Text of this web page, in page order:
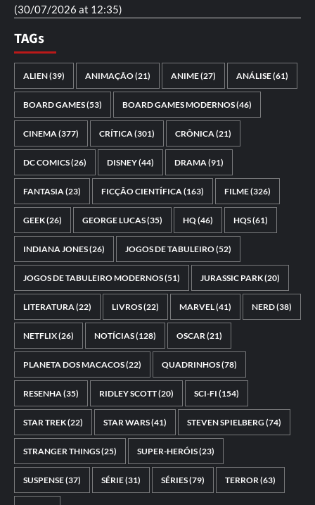
(30/07/2026 at 12:35)
TAGs
ALIEN(39) ANIMAÇÃO(21) ANIME(27) ANÁLISE(61)
BOARD GAMES(53) BOARD GAMES MODERNOS(46)
CINEMA(377) CRÍTICA(301) CRÔNICA(21)
DC COMICS(26) DISNEY(44) DRAMA(91)
FANTASIA(23) FICÇÃO CIENTÍFICA(163) FILME(326)
GEEK(26) GEORGE LUCAS(35) HQ(46) HQS(61)
INDIANA JONES(26) JOGOS DE TABULEIRO(52)
JOGOS DE TABULEIRO MODERNOS(51) JURASSIC PARK(20)
LITERATURA(22) LIVROS(22) MARVEL(41) NERD(38)
NETFLIX(26) NOTÍCIAS(128) OSCAR(21)
PLANETA DOS MACACOS(22) QUADRINHOS(78)
RESENHA(35) RIDLEY SCOTT(20) SCI-FI (154)
STAR TREK(22) STAR WARS(41) STEVEN SPIELBERG (74)
STRANGER THINGS(25) SUPER-HERÓIS(23)
SUSPENSE(37) SÉRIE(31) SÉRIES(79) TERROR(63)